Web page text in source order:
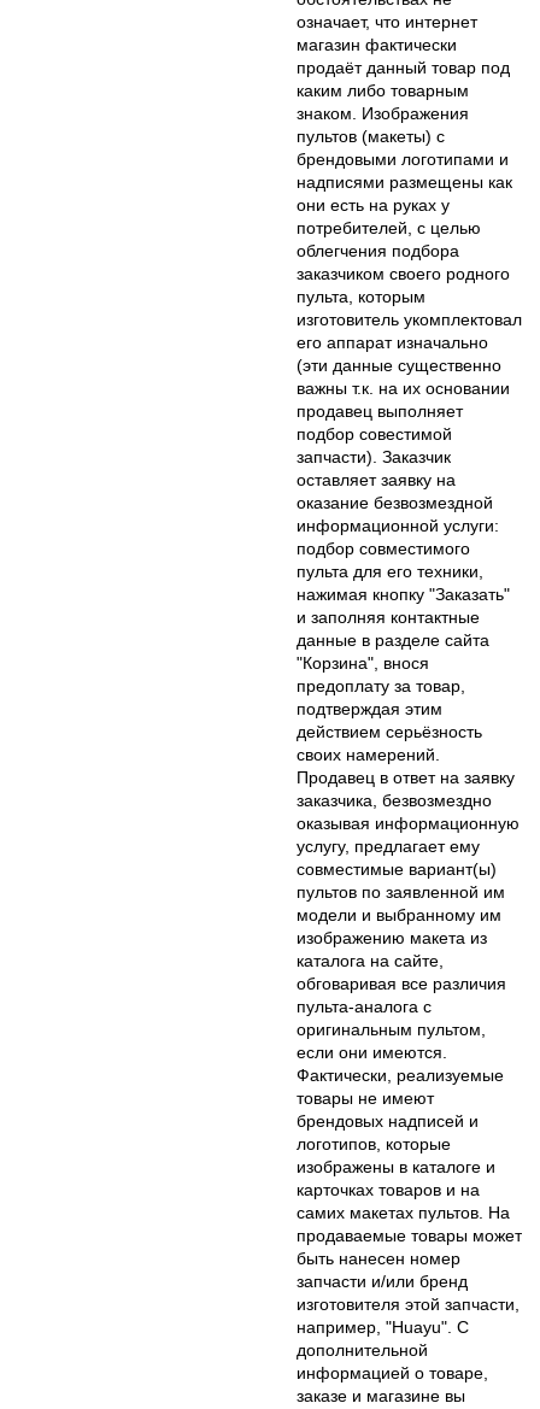
означает, что интернет
магазин фактически
продаёт данный товар под
каким либо товарным
знаком. Изображения
пультов (макеты) с
брендовыми логотипами и
надписями размещены как
они есть на руках у
потребителей, с целью
облегчения подбора
заказчиком своего родного
пульта, которым
изготовитель укомплектовал
его аппарат изначально
(эти данные существенно
важны т.к. на их основании
продавец выполняет
подбор совестимой
запчасти). Заказчик
оставляет заявку на
оказание безвозмездной
информационной услуги:
подбор совместимого
пульта для его техники,
нажимая кнопку "Заказать"
и заполняя контактные
данные в разделе сайта
"Корзина", внося
предоплату за товар,
подтверждая этим
действием серьёзность
своих намерений.
Продавец в ответ на заявку
заказчика, безвозмездно
оказывая информационную
услугу, предлагает ему
совместимые вариант(ы)
пультов по заявленной им
модели и выбранному им
изображению макета из
каталога на сайте,
обговаривая все различия
пульта-аналога с
оригинальным пультом,
если они имеются.
Фактически, реализуемые
товары не имеют
брендовых надписей и
логотипов, которые
изображены в каталоге и
карточках товаров и на
самих макетах пультов. На
продаваемые товары может
быть нанесен номер
запчасти и/или бренд
изготовителя этой запчасти,
например, "Huayu". С
дополнительной
информацией о товаре,
заказе и магазине вы